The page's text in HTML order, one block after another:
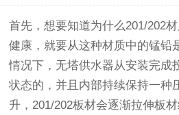
首先，想要知道为什么201/202
健康，就要从这种材质中的锰铅
情况下，无塔供水器从安装完成
状态的，并且内部持续保持一种
升，201/202板材会逐渐拉伸板